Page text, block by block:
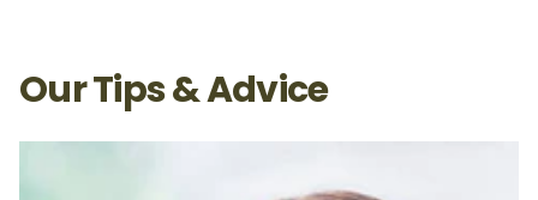
Our Tips & Advice